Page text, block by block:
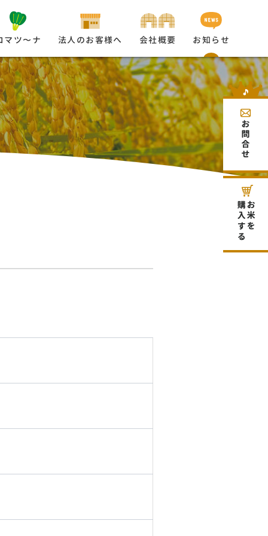
マツ〜ナ 法人のお客様へ 会社概要 お知らせ